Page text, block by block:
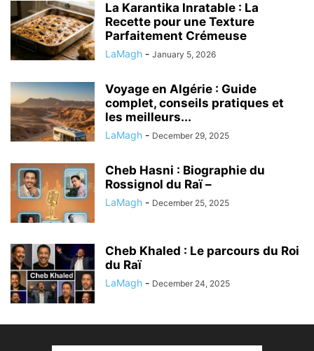
La Karantika Inratable : La
Recette pour une Texture
Parfaitement Crémeuse
LaMagh - January 5, 2026
Voyage en Algérie : Guide
complet, conseils pratiques et
les meilleurs...
LaMagh - December 29, 2025
Cheb Hasni : Biographie du
Rossignol du Raï –
LaMagh - December 25, 2025
Cheb Khaled : Le parcours du Roi
du Raï
LaMagh - December 24, 2025